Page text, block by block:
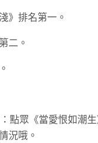
》排名第一。
二。
點眾《當愛恨如潮
況哦。